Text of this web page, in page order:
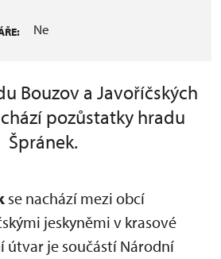
Ne
Bouzov a Javoříčských
pozůstatky hradu
Špránek.
se nachází mezi obcí
jeskyněmi v krasové
útvar je součástí Národní